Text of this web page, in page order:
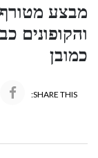
מבצע
והקופונים
כמובן
SHARE THIS: